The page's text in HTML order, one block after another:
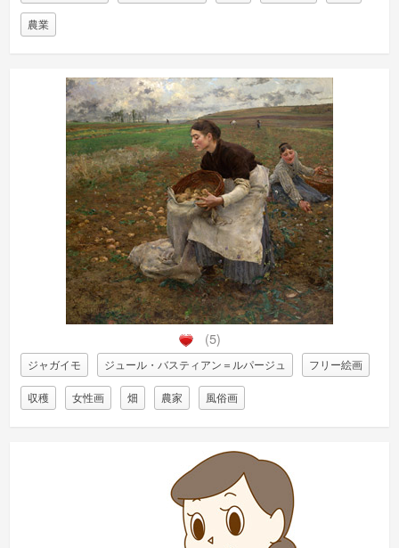
農業
(5)
ジャガイモ ジュール・バスティアン＝ルパージュ フリー絵画
収穫 女性画 畑 農家 風俗画